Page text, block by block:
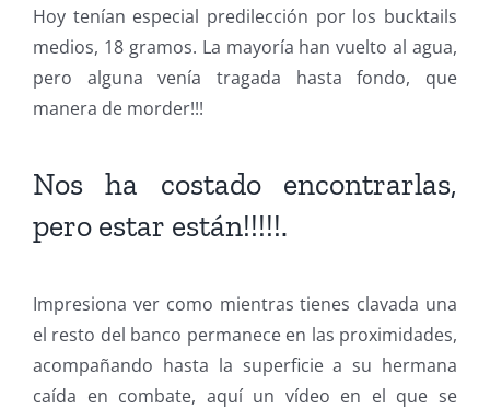
Hoy tenían especial predilección por los bucktails
medios, 18 gramos. La mayoría han vuelto al agua,
pero alguna venía tragada hasta fondo, que
manera de morder!!!
Nos ha costado encontrarlas,
pero estar están!!!!!.
Impresiona ver como mientras tienes clavada una
el resto del banco permanece en las proximidades,
acompañando hasta la superficie a su hermana
caída en combate, aquí un vídeo en el que se